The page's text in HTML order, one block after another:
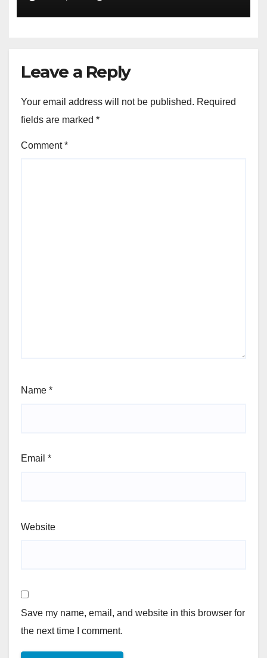
Leave a Reply
Your email address will not be published. Required
fields are marked *
Comment*
Name *
Email *
Website
Save my name, email, and website in this browser for
the next time I comment.